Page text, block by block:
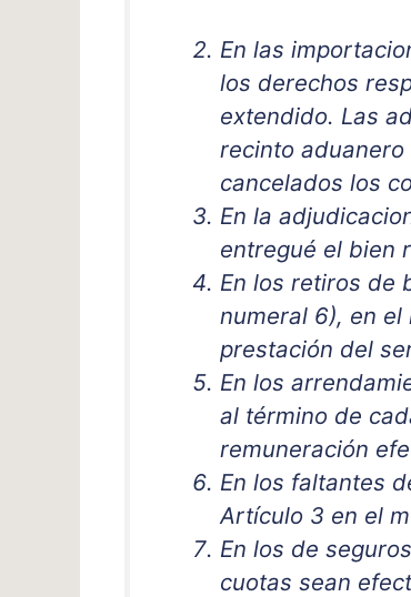
En las
los derechos
extendido. Las
recinto
cancelados los
En la
entregué el bien
En los retiros de
numeral 6), en
prestación del
En los
al término de
remuneración
En los faltantes
Artículo 3 en el
En los de
cuotas sean